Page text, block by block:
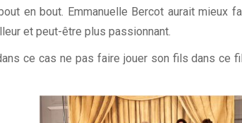
en bout. Emmanuelle Bercot aurait mieux
et peut-être plus passionnant.
ce cas ne pas faire jouer son fils dans ce